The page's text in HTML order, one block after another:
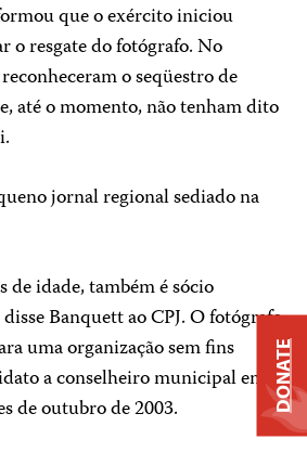
que o exército iniciou
o resgate do fotógrafo. No
o seqüestro de
até o momento, não tenham dito
jornal regional sediado na
de idade, também é sócio
Banquett ao CPJ. O fotógrafo
uma organização sem fins
a conselheiro municipal em
de outubro de 2003.
DONATE